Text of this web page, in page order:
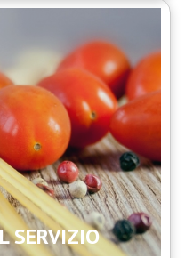
SERVIZIO